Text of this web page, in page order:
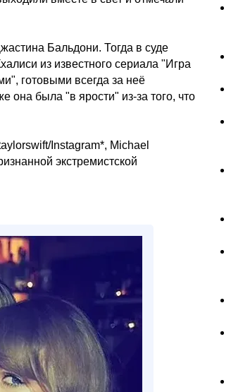
Бальдони. Тогда в суде
из известного сериала "Игра
готовыми всегда за неё
она была "в ярости" из-за того, что
Instagram*, Michael
экстремистской